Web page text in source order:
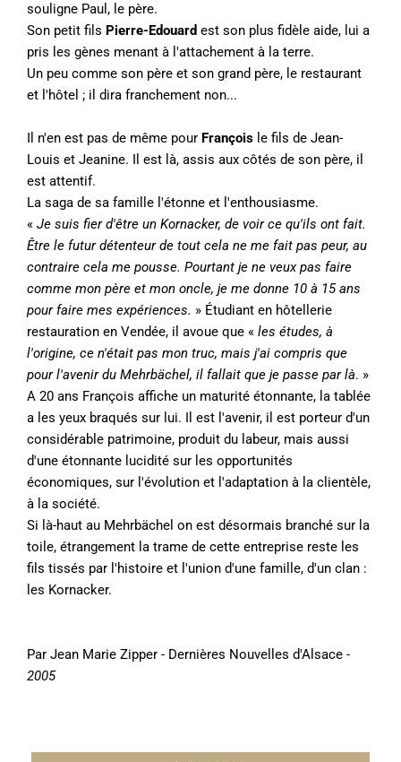
souligne Paul, le père.
Son petit fils Pierre-Edouard est son plus fidèle aide, lui a
pris les gènes menant à l'attachement à la terre.
Un peu comme son père et son grand père, le restaurant
et l'hôtel ; il dira franchement non...
Il n'en est pas de même pour François le fils de Jean-
Louis et Jeanine. Il est là, assis aux côtés de son père, il
est attentif.
La saga de sa famille l'étonne et l'enthousiasme.
« Je suis fier d'être un Kornacker, de voir ce qu'ils ont fait.
Être le futur détenteur de tout cela ne me fait pas peur, au
contraire cela me pousse. Pourtant je ne veux pas faire
comme mon père et mon oncle, je me donne 10 à 15 ans
pour faire mes expériences. » Étudiant en hôtellerie
restauration en Vendée, il avoue que « les études, à
l'origine, ce n'était pas mon truc, mais j'ai compris que
pour l'avenir du Mehrbächel, il fallait que je passe par là. »
A 20 ans François affiche un maturité étonnante, la tablée
a les yeux braqués sur lui. Il est l'avenir, il est porteur d'un
considérable patrimoine, produit du labeur, mais aussi
d'une étonnante lucidité sur les opportunités
économiques, sur l'évolution et l'adaptation à la clientèle,
à la société.
Si là-haut au Mehrbächel on est désormais branché sur la
toile, étrangement la trame de cette entreprise reste les
fils tissés par l'histoire et l'union d'une famille, d'un clan :
les Kornacker.
Par Jean Marie Zipper - Dernières Nouvelles d'Alsace -
2005